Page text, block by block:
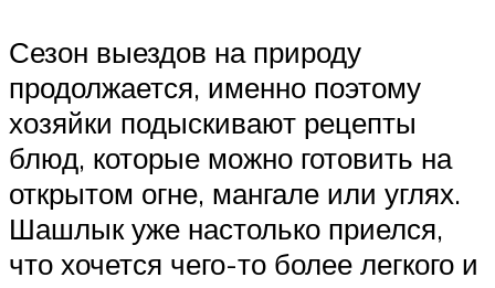
Сезон выездов на природу
продолжается, именно поэтому
хозяйки подыскивают рецепты
блюд, которые можно готовить на
открытом огне, мангале или углях.
Шашлык уже настолько приелся,
что хочется чего-то более легкого и